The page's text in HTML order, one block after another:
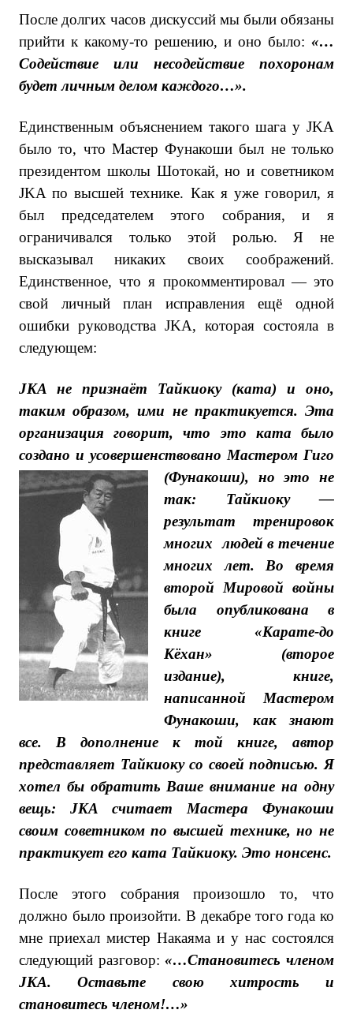
После долгих часов дискуссий мы были обязаны
прийти к какому-то решению, и оно было: «…
Содействие или несодействие похоронам
будет личным делом каждого…».
Единственным объяснением такого шага у JKA
было то, что Мастер Фунакоши был не только
президентом школы Шотокай, но и советником
JKA по высшей технике. Как я уже говорил, я
был председателем этого собрания, и я
ограничивался только этой ролью. Я не
высказывал никаких своих соображений.
Единственное, что я прокомментировал — это
свой личный план исправления ещё одной
ошибки руководства JKA, которая состояла в
следующем:
JKA не признаёт Тайкиоку (ката) и оно,
таким образом, ими не практикуется. Эта
организация говорит, что это ката было
создано и усовершенствовано Мастером Гиго
(Фунакоши), но это не
так: Тайкиоку —
результат тренировок
многих людей в течение
многих лет. Во время
второй Мировой войны
была опубликована в
книге «Карате-до
Кёхан» (второе
издание), книге,
написанной Мастером
Фунакоши, как знают
все. В дополнение к той книге, автор
представляет Тайкиоку со своей подписью. Я
хотел бы обратить Ваше внимание на одну
вещь: JKA считает Мастера Фунакоши
своим советником по высшей технике, но не
практикует его ката Тайкиоку. Это нонсенс.
После этого собрания произошло то, что
должно было произойти. В декабре того года ко
мне приехал мистер Накаяма и у нас состоялся
следующий разговор:«…Становитесь членом
JKA. Оставьте свою хитрость и
становитесь членом!…»